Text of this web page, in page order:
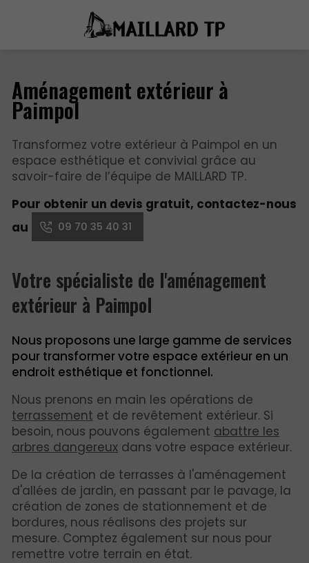
Aménagement extérieur à
Paimpol
Transformez votre extérieur à Paimpol en un
espace esthétique et convivial grâce au
savoir-faire de l’équipe de MAILLARD TP.
Pour obtenir un devis gratuit, contactez-nous
au
09 70 35 40 31
Votre spécialiste de l'aménagement
extérieur à Paimpol
Nous proposons une large gamme de services
pour transformer votre espace extérieur en un
endroit esthétique et fonctionnel.
Nous prenons en main les opérations de
terrassement et de revêtement extérieur. Si
besoin, nous pouvons également abattre les
arbres dangereux dans votre espace extérieur.
De la création de terrasses à l'aménagement
d'allées de jardin, en passant par le pavage, la
création de zones de stationnement et de
bordures, nous réalisons des projets sur
mesure. Comptez également sur nous pour
remettre votre terrain en état.